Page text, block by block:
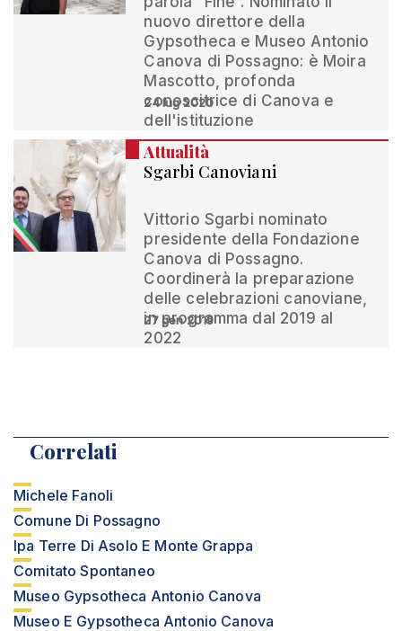
nuovo direttore della
Gypsotheca e Museo Antonio
Canova di Possagno: è Moira
Mascotto, profonda
conoscitrice di Canova e
dell'istituzione
24 lug 2020
Attualità
Sgarbi Canoviani
Vittorio Sgarbi nominato
presidente della Fondazione
Canova di Possagno.
Coordinerà la preparazione
delle celebrazioni canoviane,
in programma dal 2019 al
2022
27 gen 2019
Correlati
Michele Fanoli
Comune Di Possagno
Ipa Terre Di Asolo E Monte Grappa
Comitato Spontaneo
Museo Gypsotheca Antonio Canova
Museo E Gypsotheca Antonio Canova